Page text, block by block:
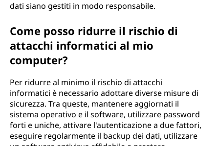
dati siano gestiti in modo responsabile.
Come posso ridurre il rischio di
attacchi informatici al mio
computer?
Per ridurre al minimo il rischio di attacchi
informatici è necessario adottare diverse misure di
sicurezza. Tra queste, mantenere aggiornati il
sistema operativo e il software, utilizzare password
forti e uniche, attivare l'autenticazione a due fattori,
eseguire regolarmente il backup dei dati, utilizzare